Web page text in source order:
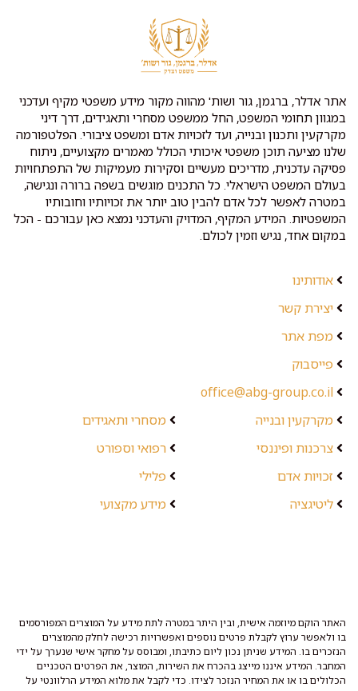
אתר אדלר, ברגמן, גור ושות' מהווה מקור מידע משפטי מקיף ועדכני
במגוון תחומי המשפט, החל ממשפט מסחרי ותאגידים, דרך דיני
מקרקעין ותכנון ובנייה, ועד לזכויות אדם ומשפט ציבורי. הפלטפורמה
שלנו מציעה תוכן משפטי איכותי הכולל מאמרים מקצועיים, ניתוח
פסיקה עדכנית, מדריכים מעשיים וסקירות מעמיקות של התפתחויות
בעולם המשפט הישראלי. כל התכנים מוגשים בשפה ברורה ונגישה,
במטרה לאפשר לכל אדם להבין טוב יותר את זכויותיו וחובותיו
המשפטיות. המידע המקיף, המדויק והעדכני נמצא כאן עבורכם - הכל
במקום אחד, נגיש וזמין לכולם.
אודותינו
יצירת קשר
מפת אתר
פייסבוק
office@abg-group.co.il
מקרקעין ובנייה
צרכנות ופיננסי
זכויות אדם
ליטיגציה
מסחרי ותאגידים
רפואי וספורט
פלילי
מידע מקצועי
האתר הוקם מיוזמה אישית, ובין היתר במטרה לתת מידע על המוצרים המפורסמים
בו ולאפשר ערוץ לקבלת פרטים נוספים ואפשרויות רכישה לחלק מהמוצרים
הנזכרים בו. המידע שניתן נכון ליום כתיבתו, ומבוסס על מחקר אישי שנערך על ידי
המחבר. המידע איננו מייצג בהכרח את השירות, המוצר, את הפרטים הטכניים
הכלולים בו או את המחיר הנזכר לצידו. כדי לקבל את מלוא המידע הרלוונטי על